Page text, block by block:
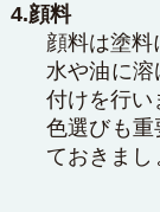
4.顔料
顔料は塗料
水や油に
付けを行い
色選びも重
ておきまし